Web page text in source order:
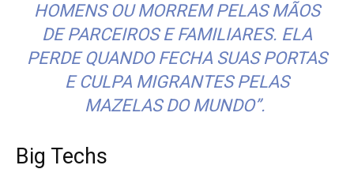
HOMENS OU MORREM PELAS MÃOS
DE PARCEIROS E FAMILIARES. ELA
PERDE QUANDO FECHA SUAS PORTAS
E CULPA MIGRANTES PELAS
MAZELAS DO MUNDO”.
Big Techs